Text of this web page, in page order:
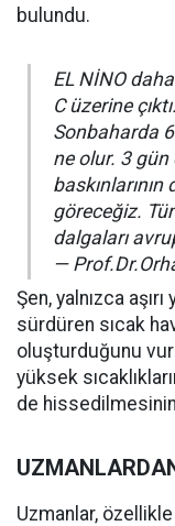
bulundu.
EL NİNO
C üzerine
Sonbaharda
ne olur. 3
göreceğiz.
dalgaları
—
Şen, yalnızca
sürdüren sıcak
oluşturduğunu
yüksek
de
Uzmanlar, özellikle